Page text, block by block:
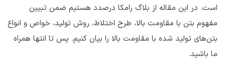
است. در این مقاله از بلاگ رامکا درصدد هستیم ضمن تبیین
مفهوم بتن با مقاومت بالا، طرح اختلاط، روش تولید، خواص و انواع
بتن‌های تولید شده با مقاومت بالا را بیان کنیم. پس تا انتها همراه
ما باشید.